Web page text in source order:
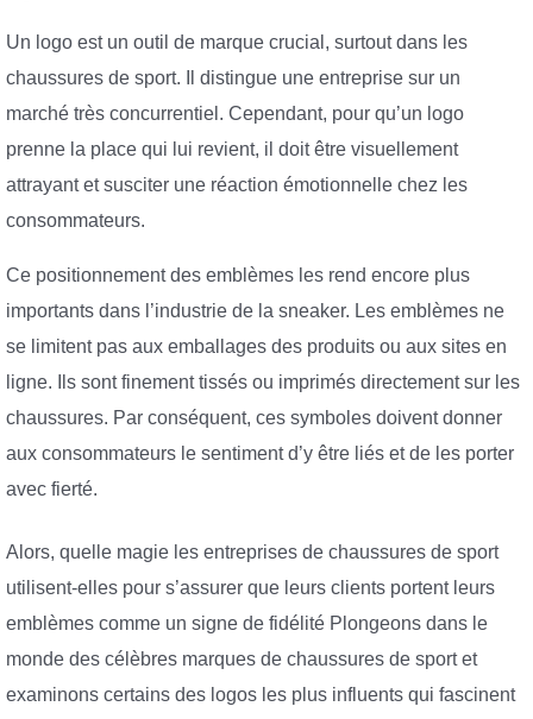
Un logo est un outil de marque crucial, surtout dans les
chaussures de sport. Il distingue une entreprise sur un
marché très concurrentiel. Cependant, pour qu’un logo
prenne la place qui lui revient, il doit être visuellement
attrayant et susciter une réaction émotionnelle chez les
consommateurs.
Ce positionnement des emblèmes les rend encore plus
importants dans l’industrie de la sneaker. Les emblèmes ne
se limitent pas aux emballages des produits ou aux sites en
ligne. Ils sont finement tissés ou imprimés directement sur les
chaussures. Par conséquent, ces symboles doivent donner
aux consommateurs le sentiment d’y être liés et de les porter
avec fierté.
Alors, quelle magie les entreprises de chaussures de sport
utilisent-elles pour s’assurer que leurs clients portent leurs
emblèmes comme un signe de fidélité Plongeons dans le
monde des célèbres marques de chaussures de sport et
examinons certains des logos les plus influents qui fascinent